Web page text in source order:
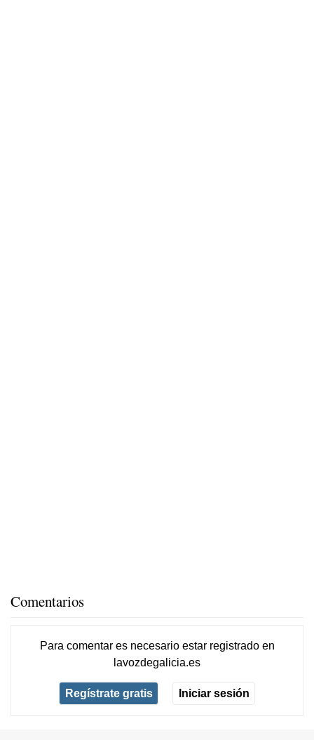
Comentarios
Para comentar es necesario estar registradoen
lavozdegalicia.es
Regístrate gratis Iniciar sesión